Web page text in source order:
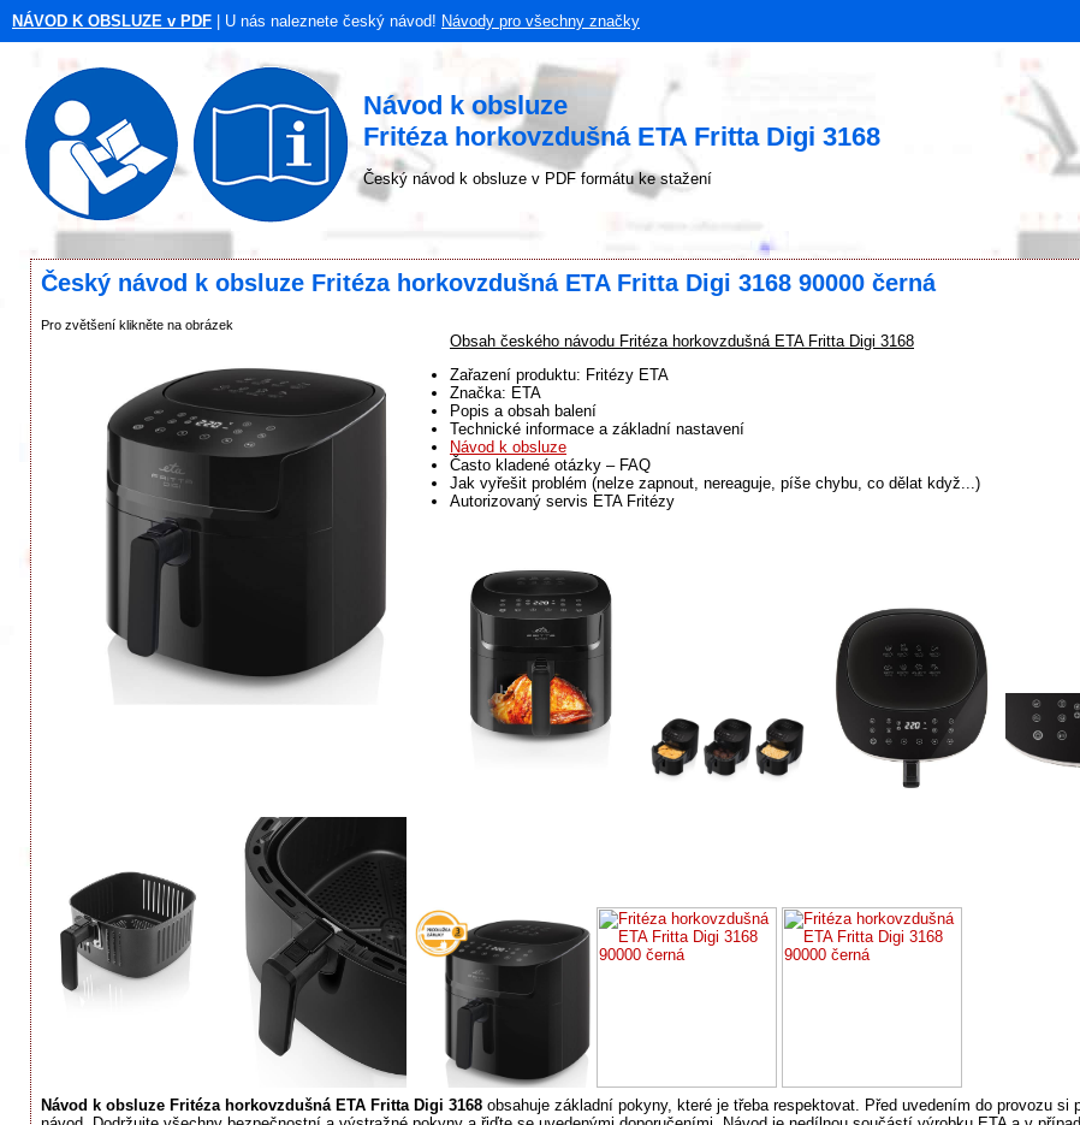
NÁVOD K OBSLUZE v PDF | U nás naleznete český návod! Návody pro všechny značky
Návod k obsluze
Fritéza horkovzdušná ETA Fritta Digi 3168
Český návod k obsluze v PDF formátu ke stažení
Český návod k obsluze Fritéza horkovzdušná ETA Fritta Digi 3168 90000 černá
Pro zvětšení klikněte na obrázek
Obsah českého návodu Fritéza horkovzdušná ETA Fritta Digi 3168
Zařazení produktu: Fritézy ETA
Značka: ETA
Popis a obsah balení
Technické informace a základní nastavení
Návod k obsluze
Často kladené otázky – FAQ
Jak vyřešit problém (nelze zapnout, nereaguje, píše chybu, co dělat když...)
Autorizovaný servis ETA Fritézy
Návod k obsluze Fritéza horkovzdušná ETA Fritta Digi 3168 obsahuje základní pokyny, které je třeba respektovat. Před uvedením do provozu si